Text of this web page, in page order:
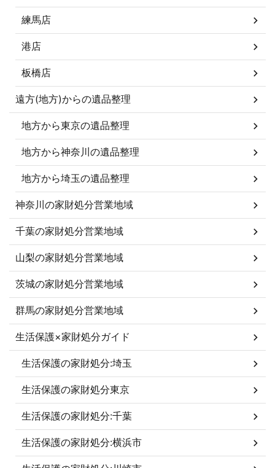
練馬店
港店
板橋店
遠方(地方)からの遺品整理
地方から東京の遺品整理
地方から神奈川の遺品整理
地方から埼玉の遺品整理
神奈川の家財処分営業地域
千葉の家財処分営業地域
山梨の家財処分営業地域
茨城の家財処分営業地域
群馬の家財処分営業地域
生活保護×家財処分ガイド
生活保護の家財処分:埼玉
生活保護の家財処分東京
生活保護の家財処分:千葉
生活保護の家財処分:横浜市